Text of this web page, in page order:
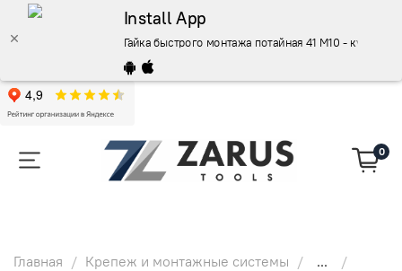
Install App
Гайка быстрого монтажа потайная 41 M10 -
0
Главная Крепеж и монтажные системы
...